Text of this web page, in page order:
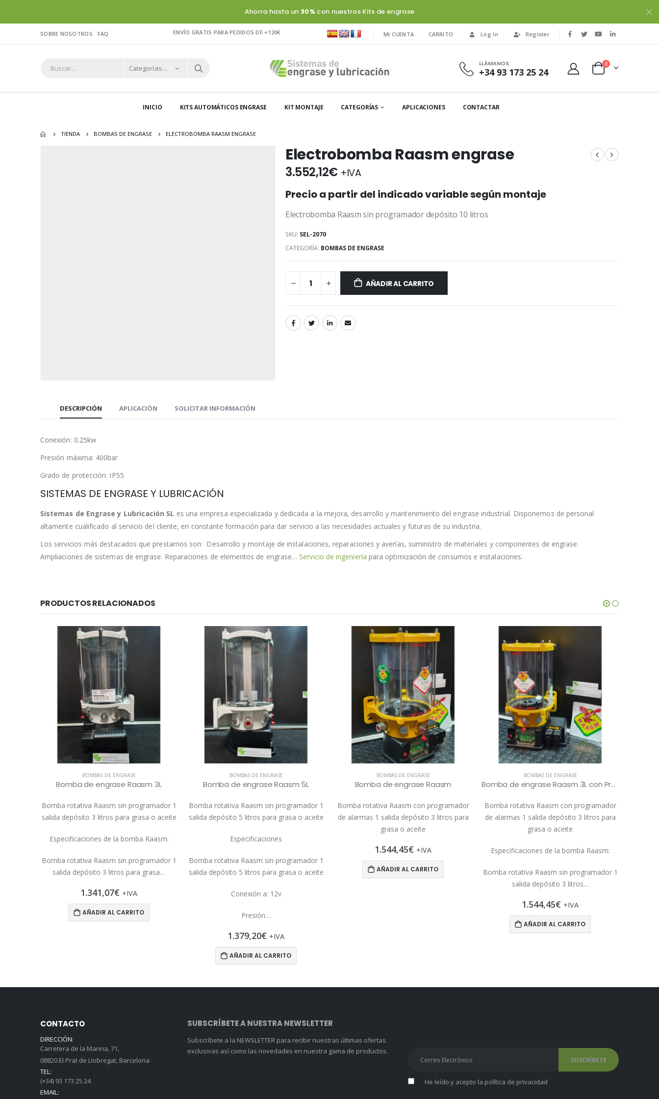
Ahorra hasta un 30% con nuestros Kits de engrase
SOBRE NOSOTROS FAQ ENVÍO GRATIS PARA PEDIDOS DE +120€ MI CUENTA CARRITO Log In Register
Categorías…
LLÁMANOS
+34 93 173 25 24
0
INICIO KITS AUTOMÁTICOS ENGRASE KIT MONTAJE CATEGORÍAS APLICACIONES CONTACTAR
TIENDA BOMBAS DE ENGRASE ELECTROBOMBA RAASM ENGRASE
Electrobomba Raasm engrase
3.552,12€ +IVA
Precio a partir del indicado variable según montaje
Electrobomba Raasm sin programador depósito 10 litros
SKU: SEL-2070
CATEGORÍA: BOMBAS DE ENGRASE
AÑADIR AL CARRITO
DESCRIPCIÓN APLICACIÓN SOLICITAR INFORMACIÓN
Conexión: 0.25kw
Presión máxima: 400bar
Grado de protección: IP55
SISTEMAS DE ENGRASE Y LUBRICACIÓN
Sistemas de Engrase y Lubricación SL es una empresa especializada y dedicada a la mejora, desarrollo y mantenimiento del engrase industrial. Disponemos de personal
altamente cualificado al servicio del cliente, en constante formación para dar servicio a las necesidades actuales y futuras de su industria.
Los servicios más destacados que prestamos son: Desarrollo y montaje de instalaciones, reparaciones y averías, suministro de materiales y componentes de engrase.
Ampliaciones de sistemas de engrase. Reparaciones de elementos de engrase…Servicio de ingeniería para optimización de consumos e instalaciones.
PRODUCTOS RELACIONADOS
BOMBAS DE ENGRASE
Bomba de engrase Raasm 3L
Bomba rotativa Raasm sin programador 1
salida depósito 3 litros para grasa o aceite
Especificaciones de la bomba Raasm:
Bomba rotativa Raasm sin programador 1
salida depósito 3 litros para grasa…
1.341,07€ +IVA
AÑADIR AL CARRITO
BOMBAS DE ENGRASE
Bomba de engrase Raasm 5L
Bomba rotativa Raasm sin programador 1
salida depósito 5 litros para grasa o aceite
Especificaciones
Bomba rotativa Raasm sin programador 1
salida depósito 5 litros para grasa o aceite
Conexión a: 12v
Presión…
1.379,20€ +IVA
AÑADIR AL CARRITO
BOMBAS DE ENGRASE
Bomba de engrase Raasm
Bomba rotativa Raasm con programador
de alarmas 1 salida depósito 3 litros para
grasa o aceite
1.544,45€ +IVA
AÑADIR AL CARRITO
BOMBAS DE ENGRASE
Bomba de engrase Raasm 3L con Programador
Bomba rotativa Raasm con programador
de alarmas 1 salida depósito 3 litros para
grasa o aceite
Especificaciones de la bomba Raasm:
Bomba rotativa Raasm sin programador 1
salida depósito 3 litros…
1.544,45€ +IVA
AÑADIR AL CARRITO
CONTACTO
DIRECCIÓN:
Carretera de la Marina, 71,
08820 El Prat de Llobregat, Barcelona
TEL:
(+34) 93 173 25 24
EMAIL:
SUBSCRÍBETE A NUESTRA NEWSLETTER
Subscríbete a la NEWSLETTER para recibir nuestras últimas ofertas
exclusivas así como las novedades en nuestra gama de productos.
He leído y acepto la política de privacidad